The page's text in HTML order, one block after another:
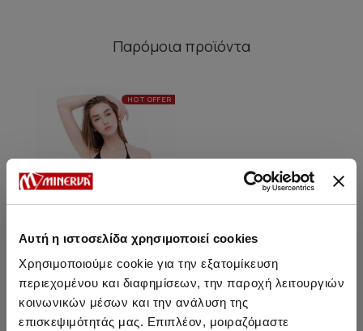
Αυτή η ιστοσελίδα χρησιμοποιεί cookies
Χρησιμοποιούμε cookie για την εξατομίκευση
περιεχομένου και διαφημίσεων, την παροχή λειτουργιών
κοινωνικών μέσων και την ανάλυση της
επισκεψιμότητάς μας. Επιπλέον, μοιραζόμαστε
Παρόμοια προϊόντα
HOT OFFER
Phuket Rio Hot Bikini Σλιπ